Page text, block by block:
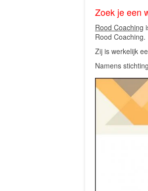
Zoek je een
Rood Coaching
Rood Coaching.
Zij is werkelijk
Namens